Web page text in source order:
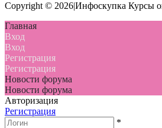
Copyright © 2026|Инфоскупка Курсы
Главная
Вход
Вход
Регистрация
Регистрация
Новости форума
Новости форума
Авторизация
Регистрация
*